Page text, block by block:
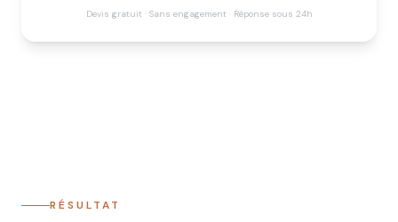
Devis gratuit · Sans engagement · Réponse sous 24h
RÉSULTAT